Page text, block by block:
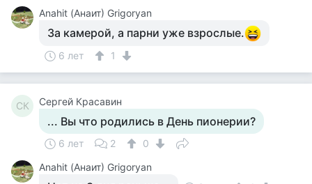
Anahit (Анаит) Grigoryan
За камерой, а парни уже взрослые.
6 лет 1
СК Сергей Красавин
... Вы что родились в День пионерии?
6 лет 2
0
Anahit (Анаит) Grigoryan